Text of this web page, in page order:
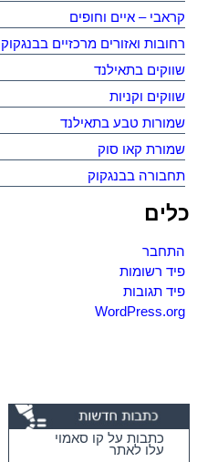
קראבי – איים וחופים
רחובות ואזורים מרכזיים בבנגקוק
שווקים בתאילנד
שווקים וקניות
שמורות טבע בתאילנד
שמורת קאו סוק
תחבורה בבנגקוק
כלים
התחבר
פיד רשומות
פיד תגובות
WordPress.org
כתבות על קו סאמוי
עלו לאתר